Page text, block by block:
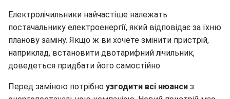
Електролічильники найчастіше належать
постачальнику електроенергії, який відповідає за їхню
планову заміну. Якщо ж ви хочете змінити пристрій,
наприклад, встановити двотарифний лічильник,
доведеться придбати його самостійно.
Перед заміною потрібно узгодити всі нюанси з